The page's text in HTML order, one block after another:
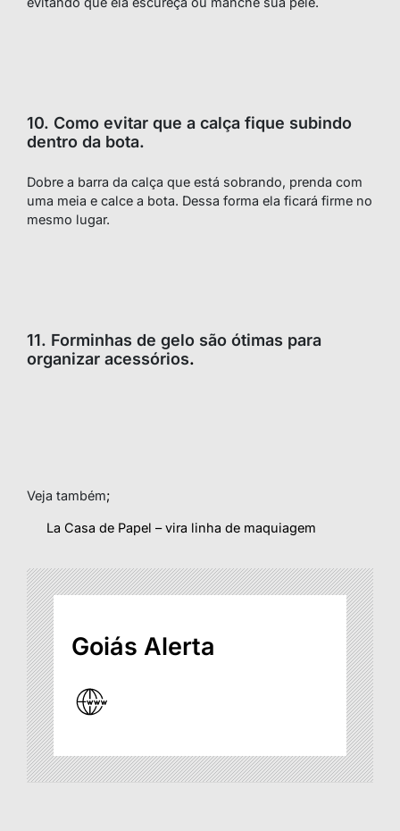
10. Como evitar que a calça fique subindo
dentro da bota.
Dobre a barra da calça que está sobrando, prenda com
uma meia e calce a bota. Dessa forma ela ficará firme no
mesmo lugar.
11. Forminhas de gelo são ótimas para
organizar acessórios.
Veja também;
La Casa de Papel – vira linha de maquiagem
Goiás Alerta